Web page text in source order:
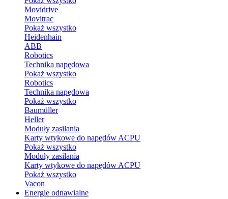
Movidrive
Movitrac
Pokaż wszystko
Heidenhain
ABB
Robotics
Technika napędowa
Pokaż wszystko
Robotics
Technika napędowa
Pokaż wszystko
Baumüller
Heller
Moduły zasilania
Karty wtykowe do napędów ACPU
Pokaż wszystko
Moduły zasilania
Karty wtykowe do napędów ACPU
Pokaż wszystko
Vacon
Energie odnawialne